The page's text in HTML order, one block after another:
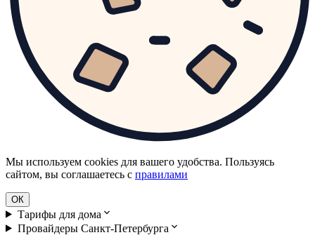
Мы используем cookies для вашего удобства. Пользуясь
сайтом, вы соглашаетесь с правилами
ОК
Тарифы для дома
Провайдеры Санкт-Петербурга